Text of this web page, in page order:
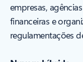
empresas,
financeiras e
regulamentações